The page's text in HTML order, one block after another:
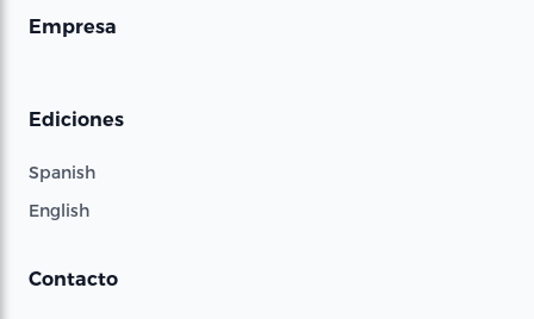
Empresa
Ediciones
Spanish
English
Contacto